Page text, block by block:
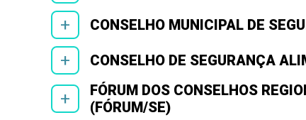
+ CONSELHO MUNICIPAL DE
+ CONSELHO DE SEGURANÇA
+
FÓRUM DOS CONSELHOS
(FÓRUM/SE)